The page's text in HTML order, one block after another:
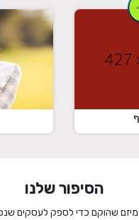
הסיפור שלנו
מיזם שהוקם כדי לספק לעסקים